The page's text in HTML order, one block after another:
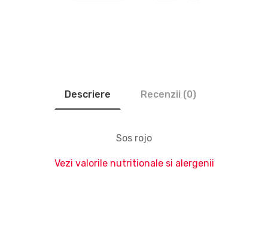
Descriere Recenzii (0)
Sos rojo
Vezi valorile nutritionale si alergenii